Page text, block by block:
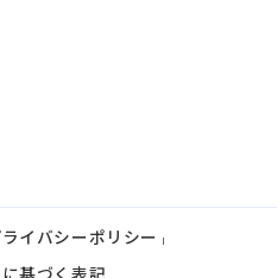
イバシーポリシー |